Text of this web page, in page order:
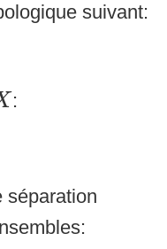
suivant:
:
séparation